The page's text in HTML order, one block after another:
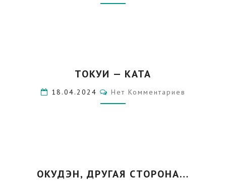
2019
—
ТОКУИ — КАТА
18.04.2024 Комментарии
Нет Комментариев
ДРУГАЯ
ОКУДЭН, ДРУГАЯ СТОРОНА…